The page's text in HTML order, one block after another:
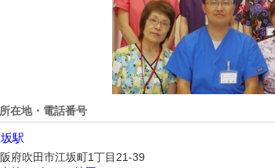
所在地・電話番号
駅
府吹田市江坂町1丁目21-39